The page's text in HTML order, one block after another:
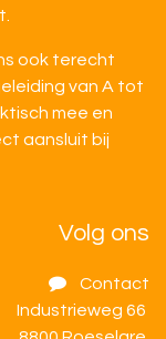
ook terecht
van A tot
mee en
aansluit bij
Volg ons
Contact
Industrieweg 66